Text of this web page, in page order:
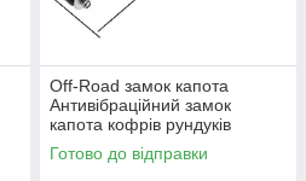
Off-Road замок капота
Антивібраційний замок
капота кофрів рундуків
ящиків
Готово до відправки